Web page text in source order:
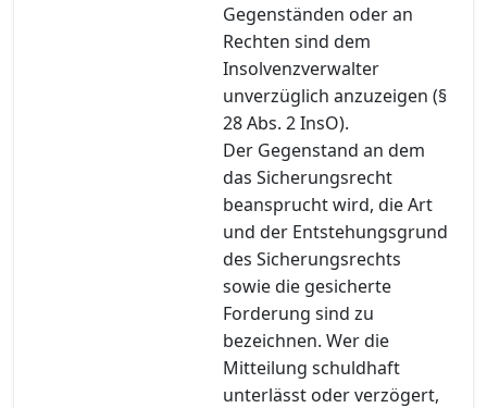
Gegenständen oder an
Rechten sind dem
Insolvenzverwalter
unverzüglich anzuzeigen (§
28 Abs. 2 InsO).
Der Gegenstand an dem
das Sicherungsrecht
beansprucht wird, die Art
und der Entstehungsgrund
des Sicherungsrechts
sowie die gesicherte
Forderung sind zu
bezeichnen. Wer die
Mitteilung schuldhaft
unterlässt oder verzögert,